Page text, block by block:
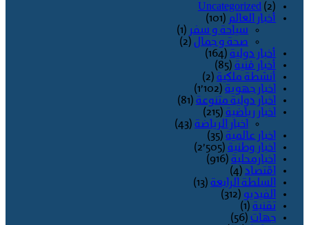
Uncategorized (2)
أخبار العالم (101)
سياحة و سفر (1)
صحة و جمال (2)
أخبار دولية (164)
أخبار فنية (85)
أنشطة ملكية (2)
اخبار جهوية (1٬102)
اخبار دولية متنوعة (81)
اخبار رياضية (215)
اخبار الرياضة (43)
اخبار عالمية (35)
اخبار وطنية (2٬505)
اخبارمحلية (916)
اقتصاد (4)
السلطة الرابعة (13)
الفيديو (312)
تقنية (1)
جهات (56)